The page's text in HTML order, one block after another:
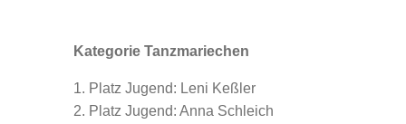
Kategorie Tanzmariechen
1. Platz Jugend: Leni Keßler
2. Platz Jugend: Anna Schleich